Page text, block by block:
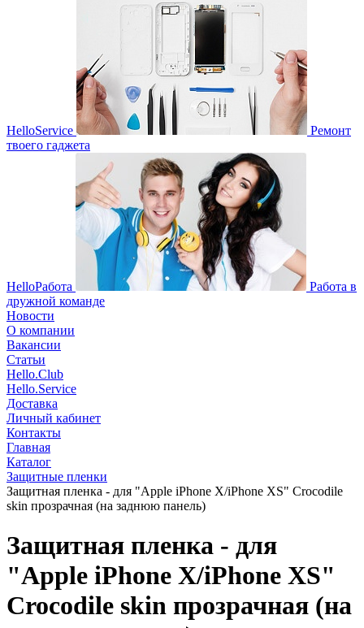
HelloService
Ремонт
твоего гаджета
HelloРабота
Работа в
дружной команде
Новости
О компании
Вакансии
Статьи
Hello.Club
Hello.Service
Доставка
Личный кабинет
Контакты
Главная
Каталог
Защитные пленки
Защитная пленка - для "Apple iPhone X/iPhone XS" Crocodile
skin прозрачная (на заднюю панель)
Защитная пленка - для
"Apple iPhone X/iPhone XS"
Crocodile skin прозрачная (на